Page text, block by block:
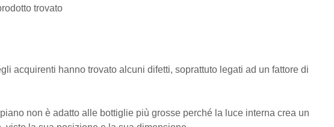
trovato
acquirenti hanno trovato alcuni difetti, soprattuto legati ad un fattore di
non è adatto alle bottiglie più grosse perché la luce interna crea un